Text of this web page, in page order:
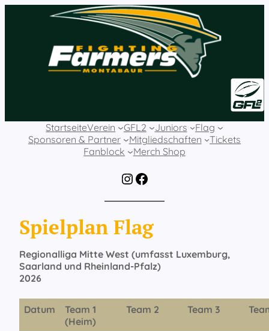
StartseiteVerein GFL2 Juniors
Flag
Sponsoren & Partner
Mitgliedschaften
Tickets
Fanblock
Merch Shop
Instagram
Facebook
Spielplan Flag
Regionalliga Mitte West (umfasst Luxemburg,
Saarland und Rheinland-Pfalz)
2026
Datum
Team 1
(Heim)
Team 2 Team 3